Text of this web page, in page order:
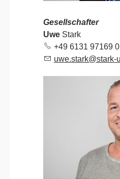
Gesellschafter
Uwe Stark
+49 6131 97169 0
w
st rk st rk-